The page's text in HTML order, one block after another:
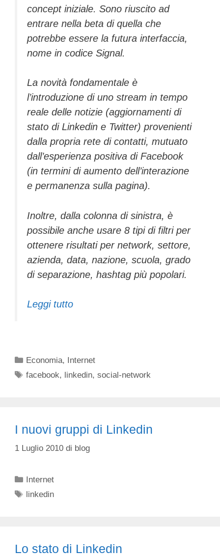
concept iniziale. Sono riuscito ad
entrare nella beta di quella che
potrebbe essere la futura interfaccia,
nome in codice Signal.
La novità fondamentale è
l’introduzione di uno stream in tempo
reale delle notizie (aggiornamenti di
stato di Linkedin e Twitter) provenienti
dalla propria rete di contatti, mutuato
dall’esperienza positiva di Facebook
(in termini di aumento dell’interazione
e permanenza sulla pagina).
Inoltre, dalla colonna di sinistra, è
possibile anche usare 8 tipi di filtri per
ottenere risultati per network, settore,
azienda, data, nazione, scuola, grado
di separazione, hashtag più popolari.
Leggi tutto
Categorie
Economia, Internet
Tag
facebook, linkedin,social-network
I nuovi gruppi di Linkedin
1 Luglio 2010 di blog
Categorie
Internet
Tag
linkedin
Lo stato di Linkedin